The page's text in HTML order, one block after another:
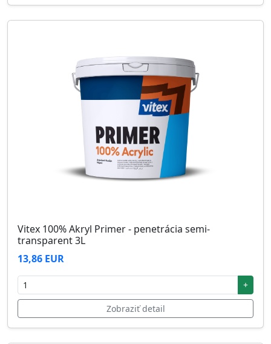
Vitex 100% Akryl Primer - penetrácia semi-
transparent 3L
13,86 EUR
+
Zobraziť detail